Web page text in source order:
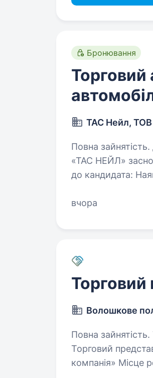
Бронювання
Торговий
ТАС Нейл, ТОВ
Повна зайнятість.
«ТАС НЕЙЛ»
до кандидата: Наявність авто, виконання функціональних обов’язків
Наші…
вчора
Торговий
Волошкове
Повна зайнятість.
Торговий
компанія» Місце